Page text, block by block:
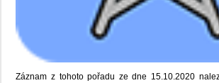
Záznam z tohoto pořadu ze dne 15.10.2020